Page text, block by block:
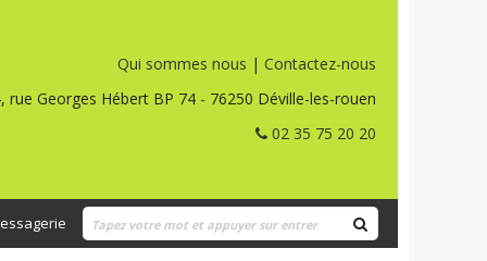
Qui sommes nous | Contactez-nous
rue Georges Hébert BP 74 - 76250 Déville-les-rouen
02 35 75 20 20